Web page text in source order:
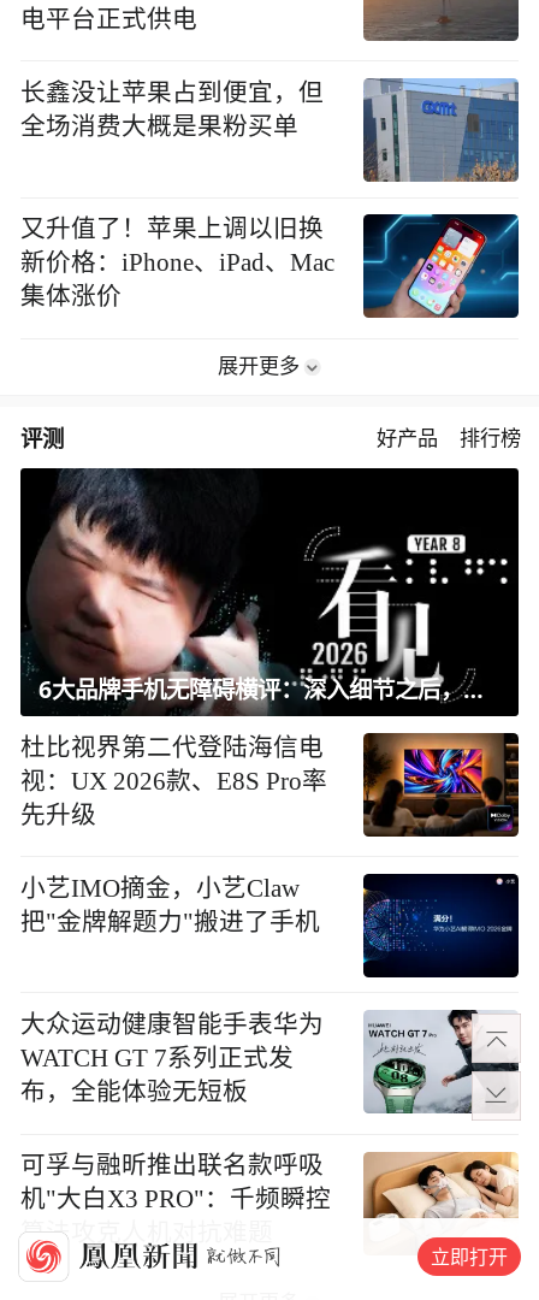
电平台正式供电
长鑫没让苹果占到便宜，但
全场消费大概是果粉买单
又升值了！苹果上调以旧换
新价格：iPhone、iPad、Mac
集体涨价
展开更多
评测 好产品 排行榜
6大品牌手机无障碍横评：深入细节之后，似乎只有苹果能挺住？｜ 看见2026
杜比视界第二代登陆海信电
视：UX 2026款、E8S Pro率
先升级
小艺IMO摘金，小艺Claw
把"金牌解题力"搬进了手机
大众运动健康智能手表华为
WATCH GT 7系列正式发
布，全能体验无短板
可孚与融昕推出联名款呼吸
机"大白X3 PRO"：千频瞬控
算法攻克人机对抗难题
立即打开